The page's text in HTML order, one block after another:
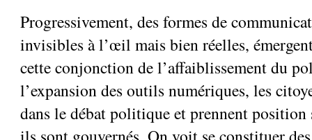
Progressivement, des formes de
invisibles à l’œil mais bien réelles,
cette conjonction de l’affaiblissement du
l’expansion des outils numériques, les
dans le débat politique et prennent